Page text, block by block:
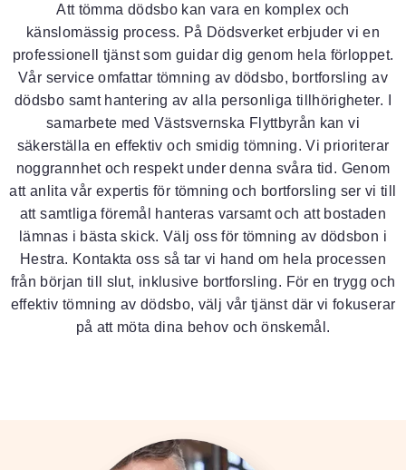
Att tömma dödsbo kan vara en komplex och
känslomässig process. På Dödsverket erbjuder vi en
professionell tjänst som guidar dig genom hela förloppet.
Vår service omfattar tömning av dödsbo, bortforsling av
dödsbo samt hantering av alla personliga tillhörigheter. I
samarbete med Västsvernska Flyttbyrån kan vi
säkerställa en effektiv och smidig tömning. Vi prioriterar
noggrannhet och respekt under denna svåra tid. Genom
att anlita vår expertis för tömning och bortforsling ser vi till
att samtliga föremål hanteras varsamt och att bostaden
lämnas i bästa skick. Välj oss för tömning av dödsbon i
Hestra. Kontakta oss så tar vi hand om hela processen
från början till slut, inklusive bortforsling. För en trygg och
effektiv tömning av dödsbo, välj vår tjänst där vi fokuserar
på att möta dina behov och önskemål.